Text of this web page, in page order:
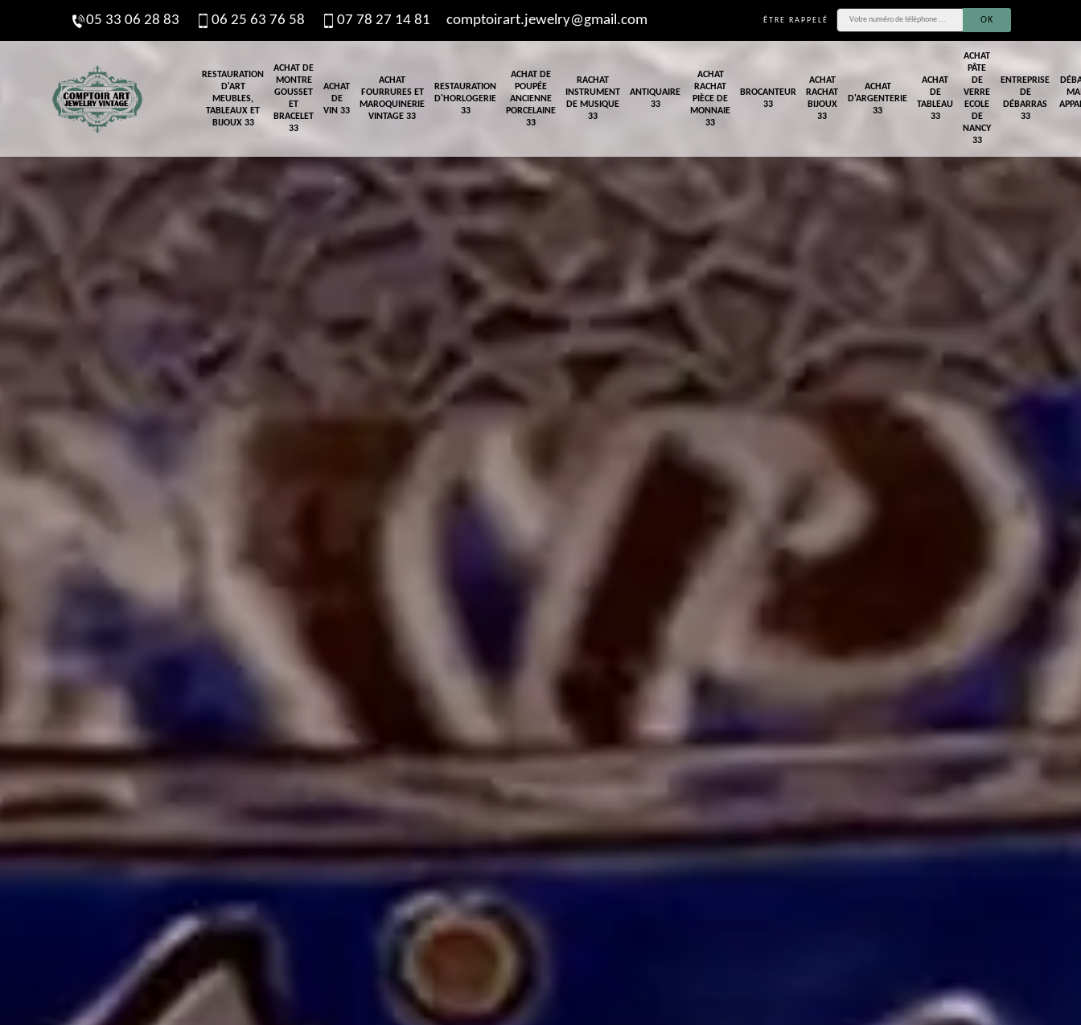
05 33 06 28 83 06 25 63 76 58 07 78 27 14 81 comptoirart.jewelry@gmail.com ÊTRE RAPPELÉ
RESTAURATION
D'ART
MEUBLES,
TABLEAUX ET
BIJOUX 33
ACHAT DE
MONTRE
GOUSSET
ET
BRACELET
33
ACHAT
DE
VIN 33
ACHAT
FOURRURES ET
MAROQUINERIE
VINTAGE 33
RESTAURATION
D'HORLOGERIE
33
ACHAT DE
POUPÉE
ANCIENNE
PORCELAINE
33
RACHAT
INSTRUMENT
DE MUSIQUE
33
ANTIQUAIRE
33
ACHAT
RACHAT
PIÈCE DE
MONNAIE
33
BROCANTEUR
33
ACHAT
RACHAT
BIJOUX
33
ACHAT
D'ARGENTERIE
33
ACHAT
DE
TABLEAU
33
ACHAT
PÂTE
DE
VERRE
ECOLE
DE
NANCY
33
ENTREPRISE
DE
DÉBARRAS
33